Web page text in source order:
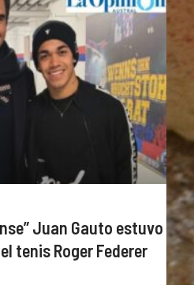
Juan Gauto estuvo
tenis Roger Federer